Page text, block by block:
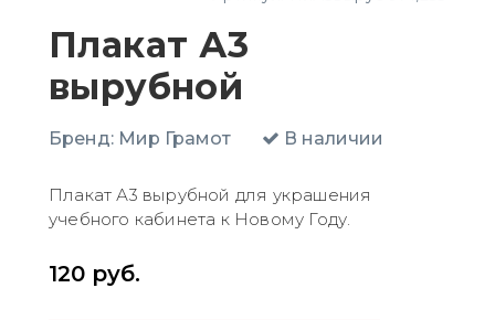
Плакат А3
вырубной
Бренд: Мир Грамот В наличии
Плакат А3 вырубной для украшения
учебного кабинета к Новому Году.
120 руб.